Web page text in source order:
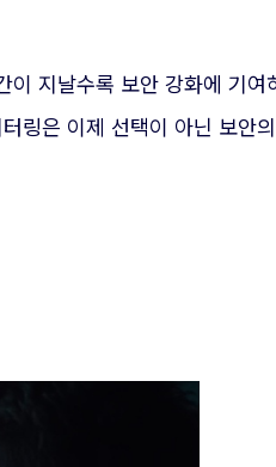
이 지날수록 보안 강화에 기여
링은 이제 선택이 아닌 보안